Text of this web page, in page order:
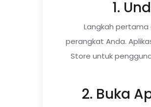
1.
Langkah
perangkat Anda.
Store untuk
2. Buka